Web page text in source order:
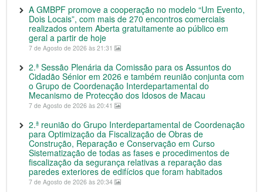
A GMBPF promove a cooperação no modelo “Um Evento,
Dois Locais”, com mais de 270 encontros comerciais
realizados ontem Aberta gratuitamente ao público em
geral a partir de hoje
7 de Agosto de 2026 às 21:31
2.ª Sessão Plenária da Comissão para os Assuntos do
Cidadão Sénior em 2026 e também reunião conjunta com
o Grupo de Coordenação Interdepartamental do
Mecanismo de Protecção dos Idosos de Macau
7 de Agosto de 2026 às 20:41
2.ª reunião do Grupo Interdepartamental de Coordenação
para Optimização da Fiscalização de Obras de
Construção, Reparação e Conservação em Curso
Sistematização de todas as fases e procedimentos de
fiscalização da segurança relativas a reparação das
paredes exteriores de edifícios que foram habitados
7 de Agosto de 2026 às 20:34